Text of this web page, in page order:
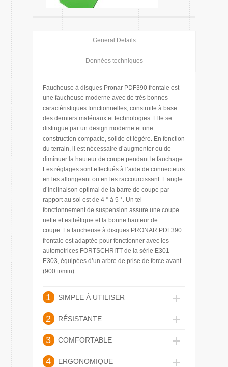
General Details
Données techniques
Faucheuse à disques Pronar PDF390 frontale est
une faucheuse moderne avec de très bonnes
caractéristiques fonctionnelles, construite à base
des derniers matériaux et technologies. Elle se
distingue par un design moderne et une
construction compacte, solide et légère. En fonction
du terrain, il est nécessaire d’augmenter ou de
diminuer la hauteur de coupe pendant le fauchage.
Les réglages sont effectués à l’aide de connecteurs
en les allongeant ou en les raccourcissant. L’angle
d’inclinaison optimal de la barre de coupe par
rapport au sol est de 4 ° à 5 °. Un tel
fonctionnement de suspension assure une coupe
nette et esthétique et la bonne hauteur de
coupe. La faucheuse à disques PRONAR PDF390
frontale est adaptée pour fonctionner avec les
automotrices FORTSCHRITT de la série E301-
E303, équipées d’un arbre de prise de force avant
(900 tr/min).
1 SIMPLE À UTILISER
2 RÉSISTANTE
3 COMFORTABLE
4 ERGONOMIQUE